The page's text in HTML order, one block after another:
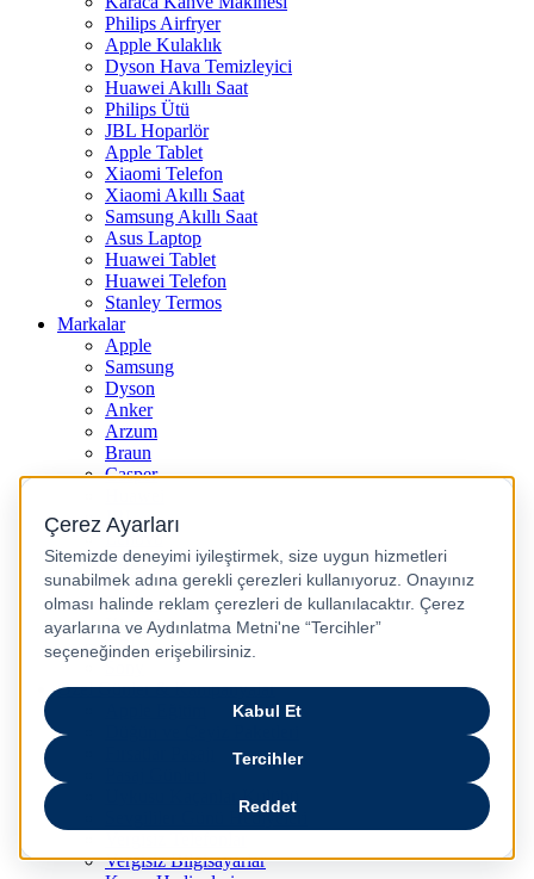
Philips Airfryer
Apple Kulaklık
Dyson Hava Temizleyici
Huawei Akıllı Saat
Philips Ütü
JBL Hoparlör
Apple Tablet
Xiaomi Telefon
Xiaomi Akıllı Saat
Samsung Akıllı Saat
Asus Laptop
Huawei Tablet
Huawei Telefon
Stanley Termos
Markalar
Apple
Samsung
Dyson
Anker
Arzum
Braun
Casper
JBL
Lenovo
Omix
Philips
Realme
Xiaomi
TCL
Sony
Özel Günler & Kampanyalar
Uykusu Kaçanlar Kulübü
Sevgililer Günü Hediyeleri
Vergisiz Bilgisayarlar